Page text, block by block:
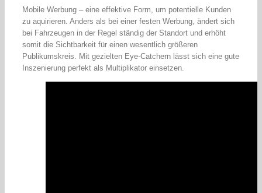
Mobile Werbung – eine effektive Form, um potentielle Kunden
zu aquirieren. Anders als bei einer festen Werbung, ändert sich
bei Fahrzeugen in der Regel ständig der Standort und erhöht
somit die Sichtbarkeit für einen wesentlich größeren
Publikumskreis. Mit gezielten Eye-Catchern lässt sich eine gute
Inszenierung perfekt als Multiplikator einsetzen.